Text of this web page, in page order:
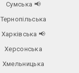
Сумська 📢
Тернопільська
Харківська 📢
Херсонська
Хмельницька